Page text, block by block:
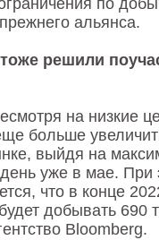
по
альянса.
решили
на низкие
больше
выйдя на
уже в мае. При
что в конце
добывать 690
Bloomberg.